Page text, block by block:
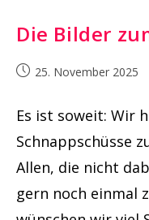
Die Bilder
Beitrag25. November 2025
Es ist soweit: Wir
Schnappschüsse
Allen, die nicht
gern noch einmal